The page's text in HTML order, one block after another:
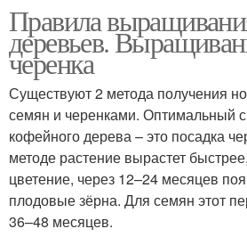
Правила
деревьев.
черенка
Существуют 2 метода получения
семян и черенками. Оптимальный
кофейного дерева – это посадка
методе растение вырастет
цветение, через 12–24 месяцев
плодовые зёрна. Для семян этот
36–48 месяцев.